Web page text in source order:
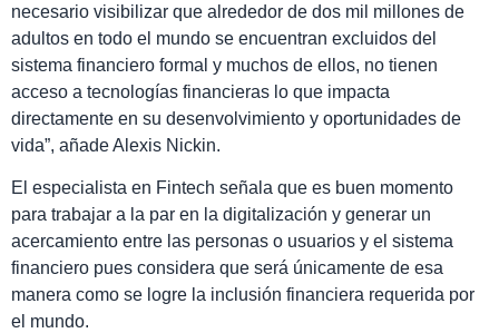
necesario visibilizar que alrededor de dos mil millones de
adultos en todo el mundo se encuentran excluidos del
sistema financiero formal y muchos de ellos, no tienen
acceso a tecnologías financieras lo que impacta
directamente en su desenvolvimiento y oportunidades de
vida”, añade Alexis Nickin.
El especialista en Fintech señala que es buen momento
para trabajar a la par en la digitalización y generar un
acercamiento entre las personas o usuarios y el sistema
financiero pues considera que será únicamente de esa
manera como se logre la inclusión financiera requerida por
el mundo.